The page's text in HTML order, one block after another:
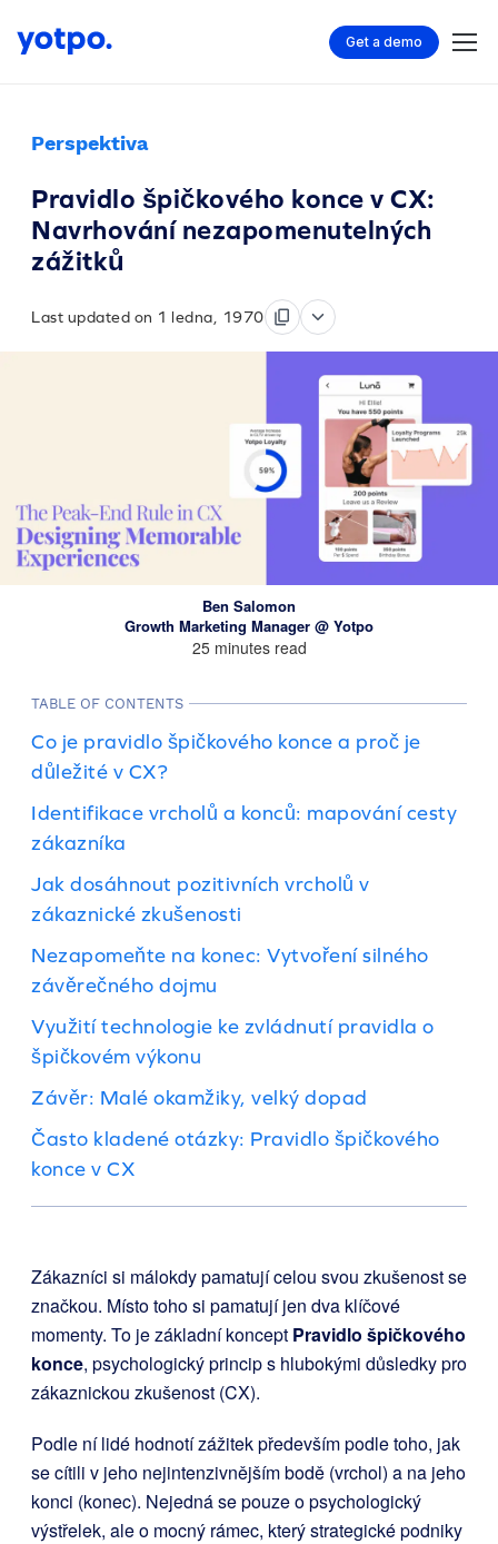
Get a demo
Perspektiva
Pravidlo špičkového konce v CX:
Navrhování nezapomenutelných
zážitků
Last updated on 1 ledna, 1970
Ben Salomon
Growth Marketing Manager @ Yotpo
25 minutes read
TABLE OF CONTENTS
Co je pravidlo špičkového konce a proč je
důležité v CX?
Identifikace vrcholů a konců: mapování cesty
zákazníka
Jak dosáhnout pozitivních vrcholů v
zákaznické zkušenosti
Nezapomeňte na konec: Vytvoření silného
závěrečného dojmu
Využití technologie ke zvládnutí pravidla o
špičkovém výkonu
Závěr: Malé okamžiky, velký dopad
Často kladené otázky: Pravidlo špičkového
konce v CX
Zákazníci si málokdy pamatují celou svou zkušenost se
značkou. Místo toho si pamatují jen dva klíčové
momenty. To je základní koncept Pravidlo špičkového
konce, psychologický princip s hlubokými důsledky pro
zákaznickou zkušenost (CX).
Podle ní lidé hodnotí zážitek především podle toho, jak
se cítili v jeho nejintenzivnějším bodě (vrchol) a na jeho
konci (konec). Nejedná se pouze o psychologický
výstřelek, ale o mocný rámec, který strategické podniky